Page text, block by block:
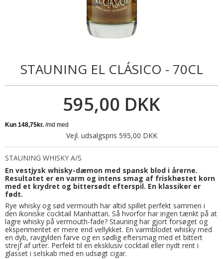
STAUNING EL CLÁSICO - 70CL
595,00 DKK
Vejl. udsalgspris 595,00 DKK
STAUNING WHISKY A/S
En vestjysk whisky-dæmon med spansk blod i årerne.
Resultatet er en varm og intens smag af friskhøstet korn
med et krydret og bittersødt efterspil. En klassiker er
født.
Rye whisky og sød vermouth har altid spillet perfekt sammen i
den ikoniske cocktail Manhattan. Så hvorfor har ingen tænkt på at
lagre whisky på vermouth-fade? Stauning har gjort forsøget og
eksperimentet er mere end vellykket. En varmblodet whisky med
en dyb, ravgylden farve og en sødlig eftersmag med et bittert
strejf af urter. Perfekt til en eksklusiv cocktail eller nydt rent i
glasset i selskab med en udsøgt cigar.